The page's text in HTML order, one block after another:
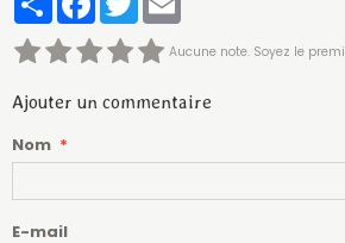
Aucune note. Soyez le
Ajouter un commentaire
Nom
E-mail